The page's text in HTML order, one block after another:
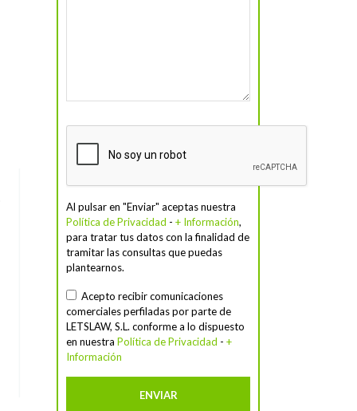
Al pulsar en "Enviar" aceptas nuestra
Política de Privacidad - + Información,
para tratar tus datos con la finalidad de
tramitar las consultas que puedas
plantearnos.
Acepto recibir comunicaciones
comerciales perfiladas por parte de
LETSLAW, S.L. conforme a lo dispuesto
en nuestra Política de Privacidad - +
Información